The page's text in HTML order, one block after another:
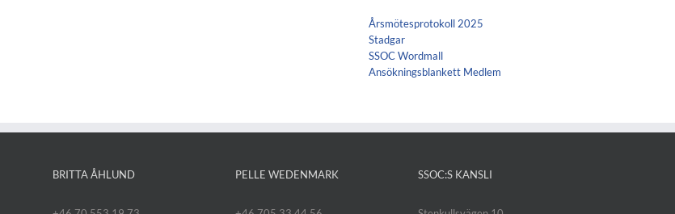
Årsmötesprotokoll 2025
Stadgar
SSOC Wordmall
Ansökningsblankett Medlem
BRITTA ÅHLUND PELLE WEDENMARK SSOC:S KANSLI